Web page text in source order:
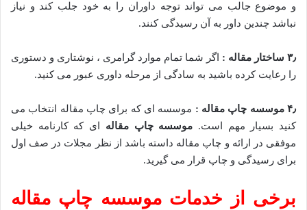
و موضوع جالب می تواند توجه داوران را به خود جلب کند و نیاز
نباشد چندین داور به آن رسیدگی کنند.
۳٫ ساختار مقاله :
اگر شما تمام موارد گرامری ، نوشتاری و دستوری
را رعایت کرده باشید به سادگی از مرحله داوری عبور می کنید.
۴٫ موسسه چاپ مقاله :
موسسه ای که برای چاپ مقاله انتخاب می
کنید بسیار مهم است. موسسه چاپ مقاله ای که کارنامه خیلی
موفقی در ارائه و چاپ مقاله داسته باشد از نظر مجلات در صف اول
برای رسیدگی و چاپ قرار می گیرید.
برخی از خدمات موسسه چاپ مقاله